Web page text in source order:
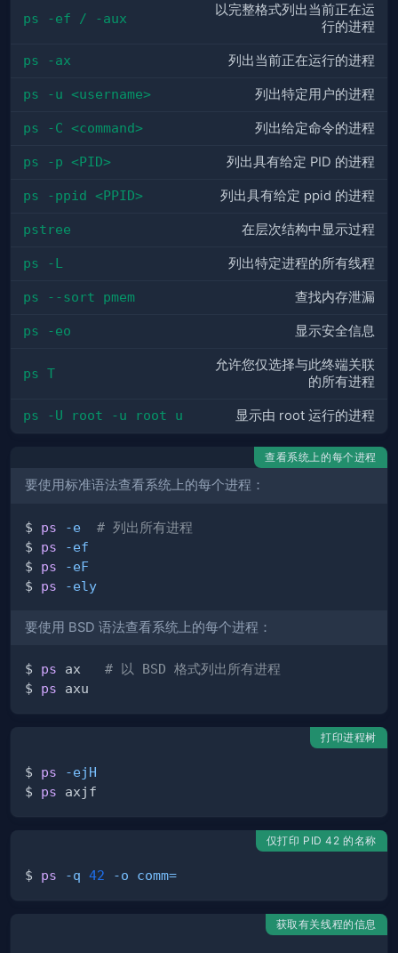
ps -ef / -aux
以完整格式列出当前正在运
行的进程
ps -ax 列出当前正在运行的进程
ps -u <username> 列出特定用户的进程
ps -C <command> 列出给定命令的进程
ps -p <PID> 列出具有给定 PID 的进程
ps -ppid <PPID> 列出具有给定 ppid 的进程
pstree 在层次结构中显示过程
ps -L 列出特定进程的所有线程
ps --sort pmem 查找内存泄漏
ps -eo 显示安全信息
ps T
允许您仅选择与此终端关联
的所有进程
ps -U root -u root u 显示由 root 运行的进程
查看系统上的每个进程
要使用标准语法查看系统上的每个进程：
$ ps -e
# 列出所有进程
$ ps
-ef
$ ps
-eF
$ ps -ely
要使用 BSD 语法查看系统上的每个进程：
$ ps ax # 以 BSD 格式列出所有进程
$ ps
打印进程树
$ ps
-ejH
$ ps
仅打印 PID 42 的名称
$ ps -q 42 -o comm=
获取有关线程的信息